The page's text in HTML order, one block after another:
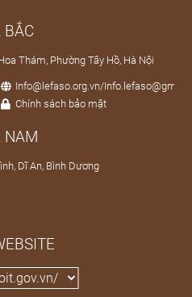
BẮC
Thám, Phường Tây Hồ, Hà Nội
Info@lefaso.org.vn/
Chính sách bảo mật
NAM
Dĩ An, Bình Dương